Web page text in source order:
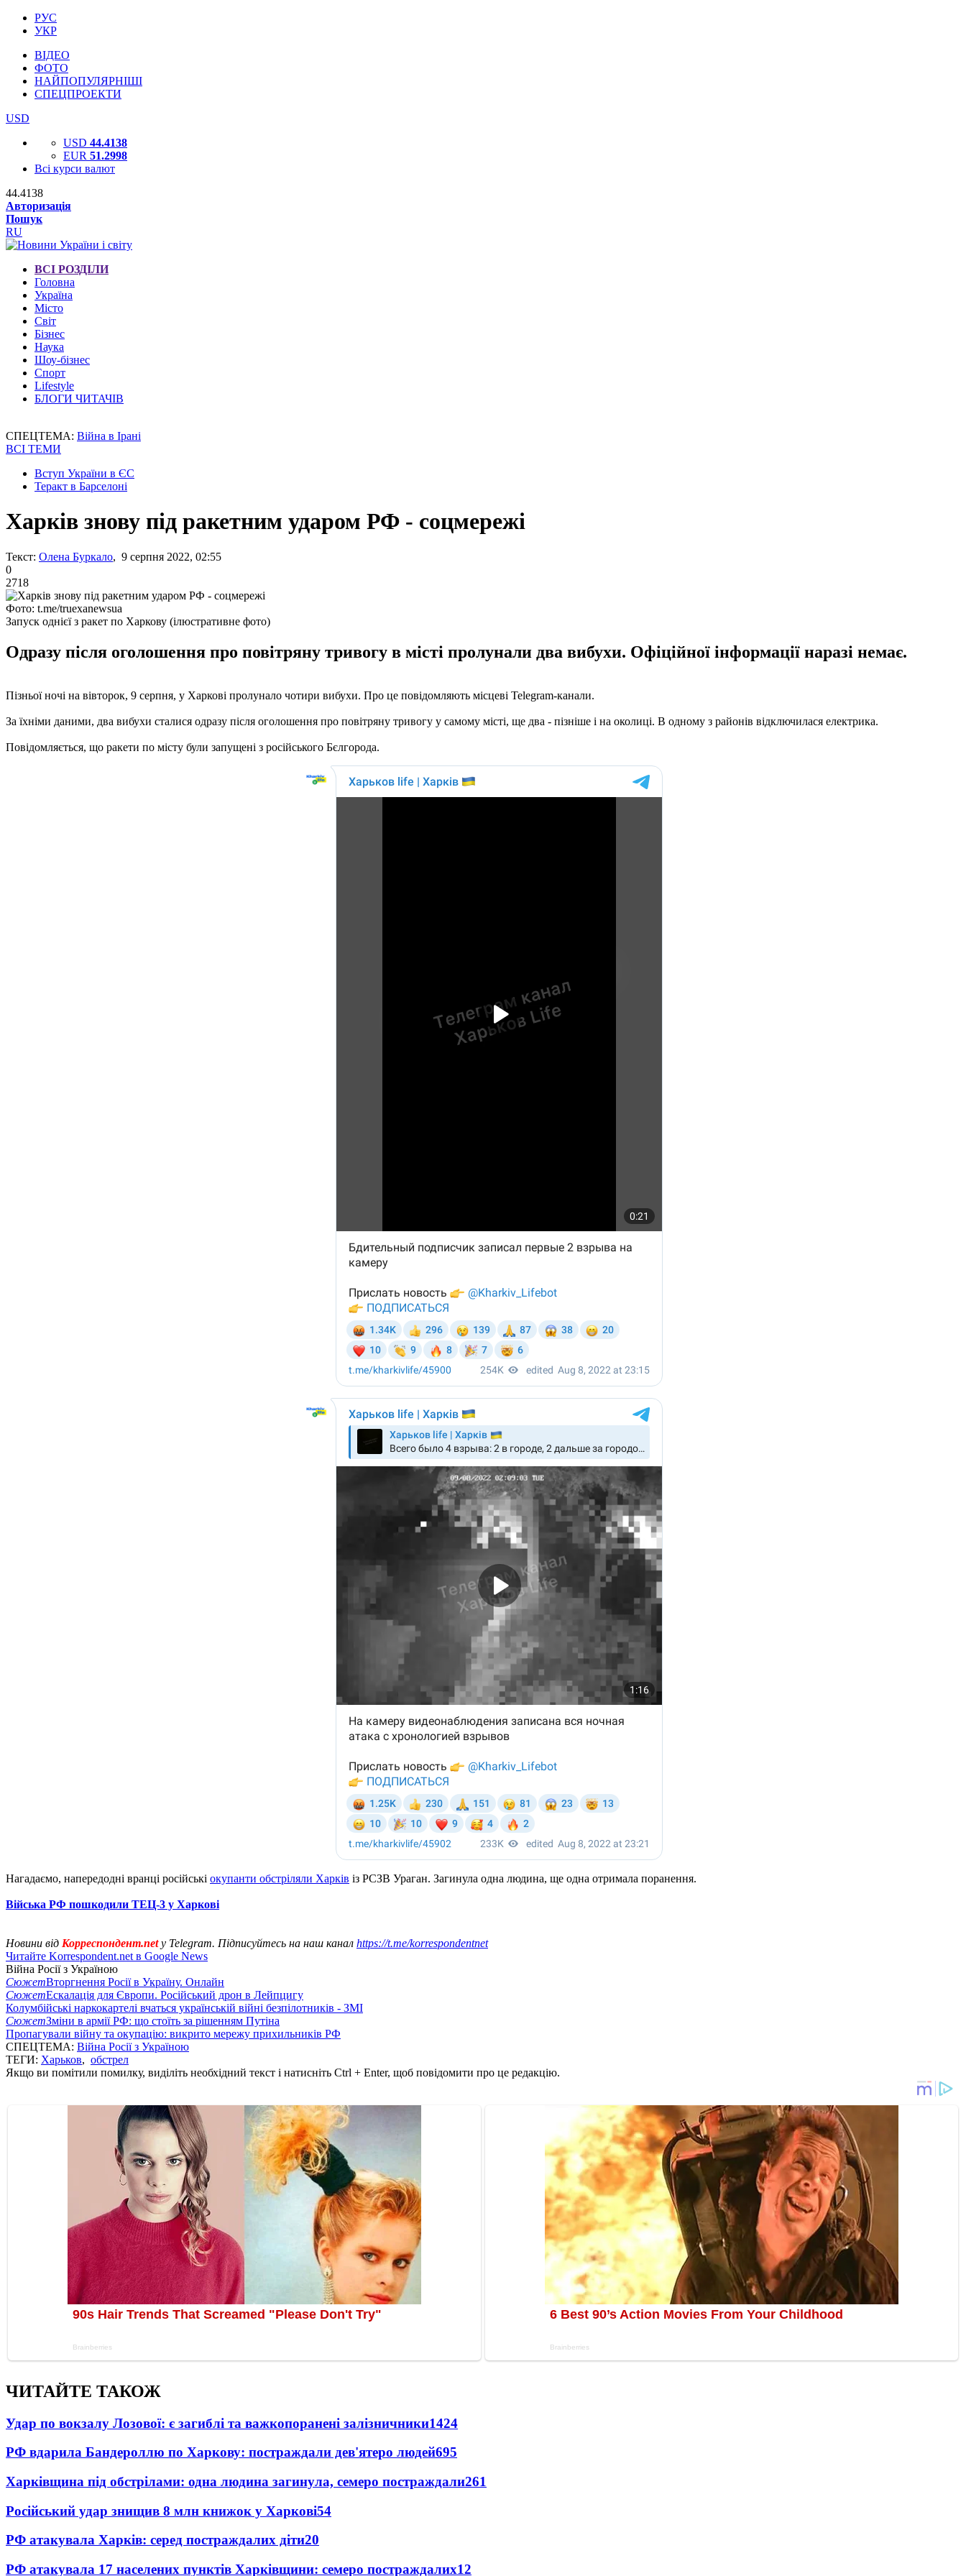
РУС
УКР
ВІДЕО
ФОТО
НАЙПОПУЛЯРНІШІ
СПЕЦПРОЕКТИ
USD
USD 44.4138
EUR 51.2998
Всі курси валют
44.4138
Авторизація
Пошук
RU
ВСІ РОЗДІЛИ
Головна
Україна
Місто
Світ
Бізнес
Наука
Шоу-бізнес
Спорт
Lifestyle
БЛОГИ ЧИТАЧІВ
СПЕЦТЕМА: Війна в Ірані
ВСІ ТЕМИ
Вступ України в ЄС
Теракт в Барселоні
Харків знову під ракетним ударом РФ - соцмережі
Текст: Олена Буркало, 9 серпня 2022, 02:55
0
2718
Фото: t.me/truexanewsua
Запуск однієї з ракет по Харкову (ілюстративне фото)
Одразу після оголошення про повітряну тривогу в місті пролунали два вибухи. Офіційної інформації наразі немає.
Пізньої ночі на вівторок, 9 серпня, у Харкові пролунало чотири вибухи. Про це повідомляють місцеві Telegram-канали.
За їхніми даними, два вибухи сталися одразу після оголошення про повітряну тривогу у самому місті, ще два - пізніше і на околиці. В одному з районів відключилася електрика.
Повідомляється, що ракети по місту були запущені з російського Бєлгорода.
Нагадаємо, напередодні вранці російські окупанти обстріляли Харків із РСЗВ Ураган. Загинула одна людина, ще одна отримала поранення.
Війська РФ пошкодили ТЕЦ-3 у Харкові
Новини від Корреспондент.netу Telegram. Підписуйтесь на наш канал https://t.me/korrespondentnet
Читайте Korrespondent.net в Google News
Війна Росії з Україною
СюжетВторгнення Росії в Україну. Онлайн
СюжетЕскалація для Європи. Російський дрон в Лейпцигу
Колумбійські наркокартелі вчаться українській війні безпілотників - ЗМІ
СюжетЗміни в армії РФ: що стоїть за рішенням Путіна
Пропагували війну та окупацію: викрито мережу прихильників РФ
СПЕЦТЕМА: Війна Росії з Україною
ТЕГИ: Харьков, обстрел
Якщо ви помітили помилку, виділіть необхідний текст і натисніть Ctrl + Enter, щоб повідомити про це редакцію.
ЧИТАЙТЕ ТАКОЖ
Удар по вокзалу Лозової: є загиблі та важкопоранені залізничники1424
РФ вдарила Бандероллю по Харкову: постраждали дев'ятеро людей695
Харківщина під обстрілами: одна людина загинула, семеро постраждали261
Російський удар знищив 8 млн книжок у Харкові54
РФ атакувала Харків: серед постраждалих діти20
РФ атакувала 17 населених пунктів Харківщини: семеро постраждалих12